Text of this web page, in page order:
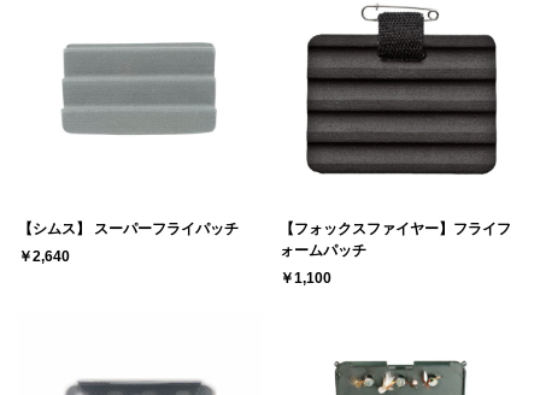
【シムス】 スーパーフライパッチ
￥2,640
【フォックスファイヤー】フライフ
ォームパッチ
￥1,100